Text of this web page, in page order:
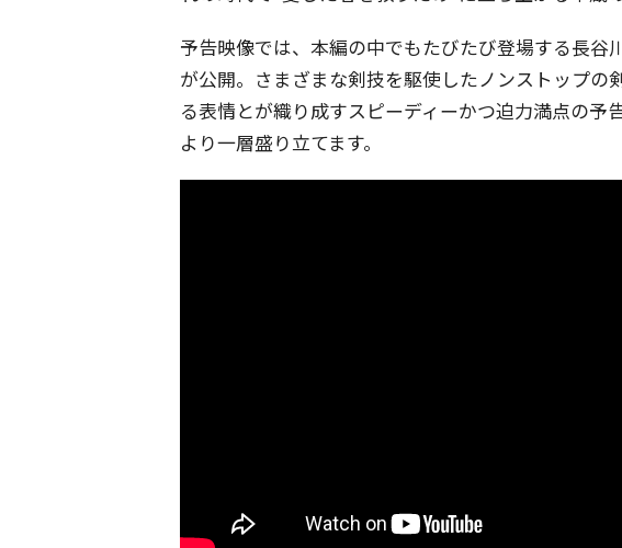
予告映像では、本編の中でもたびたび登場する長谷
が公開。さまざまな剣技を駆使したノンストップの
る表情とが織り成すスピーディーかつ迫力満点の予
より一層盛り立てます。